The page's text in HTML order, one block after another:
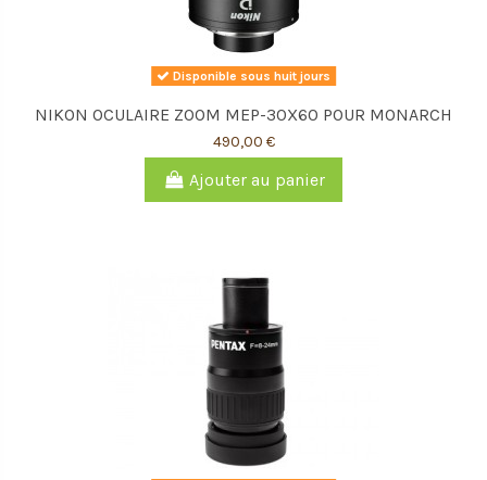
Disponible sous huit jours
NIKON OCULAIRE ZOOM MEP-30X60 POUR MONARCH
490,00 €
Ajouter au panier